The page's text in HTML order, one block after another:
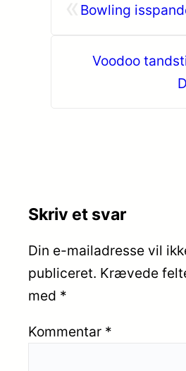
Bowling
Voodoo
Skriv et svar
Din e-mailadresse vil
publiceret. Krævede
med *
Kommentar *